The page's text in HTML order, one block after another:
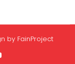
by FainProject